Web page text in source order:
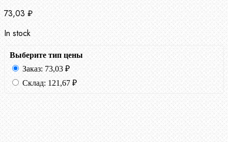
73,03 ₽
In stock
Выберите тип цены
Заказ: 73,03 ₽
Склад: 121,67 ₽